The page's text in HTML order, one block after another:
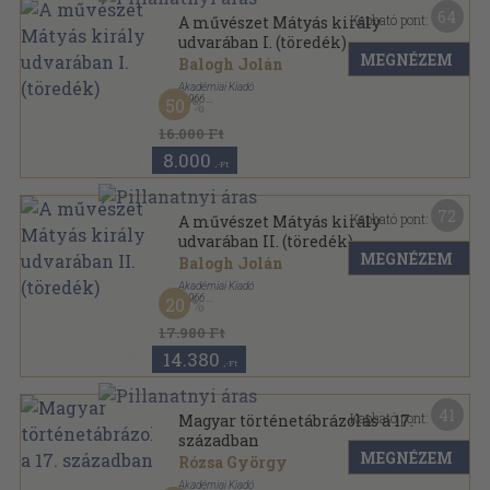
A művészet Mátyás király
udvarában I. (töredék)
Balogh Jolán
Akadémiai Kiadó
, 1966
Fűzött keménykötés
16.000 Ft
50
8.000 ,-Ft
Kapható pont:
MEGNÉZEM
A művészet Mátyás király
udvarában II. (töredék)
Balogh Jolán
Akadémiai Kiadó
, 1966
Fűzött keménykötés
17.980 Ft
20
14.380 ,-Ft
Kapható pont:
MEGNÉZEM
Magyar történetábrázolás a 17.
században
Rózsa György
Akadémiai Kiadó
Kapható pont:
MEGNÉZEM